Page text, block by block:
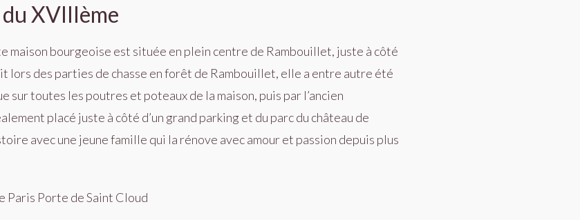
XVIIIème
maison bourgeoise est située en plein centre de Rambouillet, juste à côté
lors des parties de chasse en forêt de Rambouillet, elle a entre autre été
sur toutes les poutres et poteaux de la maison, puis par l’ancien
placé juste à côté d’un grand parking et du parc du château de
avec une jeune famille qui la rénove avec amour et passion depuis plus
Paris Porte de Saint Cloud